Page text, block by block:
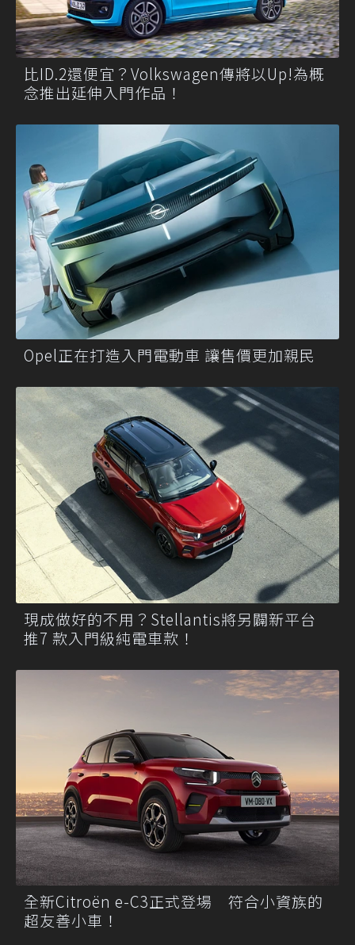
比ID.2還便宜？Volkswagen傳將以Up!為概
念推出延伸入門作品！
Opel正在打造入門電動車 讓售價更加親民
現成做好的不用？Stellantis將另闢新平台
推7 款入門級純電車款！
全新Citroën e-C3正式登場 符合小資族的
超友善小車！